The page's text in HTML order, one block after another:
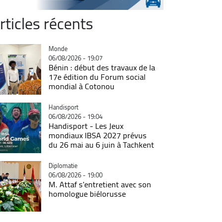
récents
Catégorie
Monde
06/08/2026 - 19:07
Bénin : début des travaux de la
17e édition du Forum social
mondial à Cotonou
Catégorie
Handisport
06/08/2026 - 19:04
Handisport - Les Jeux
mondiaux IBSA 2027 prévus
du 26 mai au 6 juin à Tachkent
Catégorie
Diplomatie
06/08/2026 - 19:00
M. Attaf s'entretient avec son
homologue biélorusse